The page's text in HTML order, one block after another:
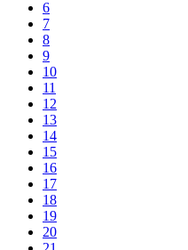
6
7
8
9
10
11
12
13
14
15
16
17
18
19
20